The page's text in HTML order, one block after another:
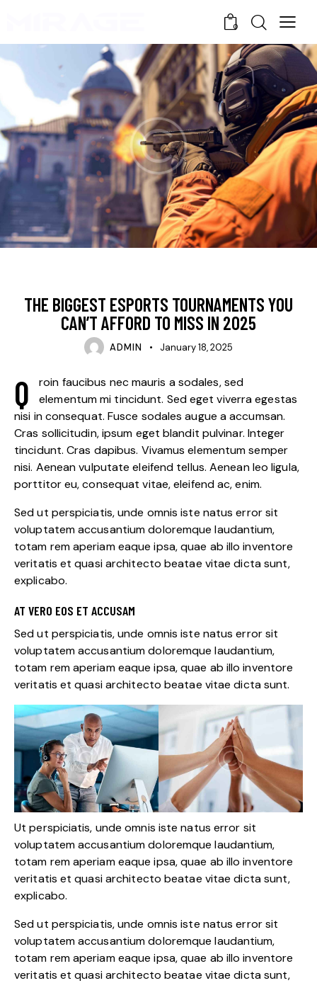
0
THE BIGGEST ESPORTS TOURNAMENTS YOU
CAN’T AFFORD TO MISS IN 2025
ADMIN January 18, 2025
Q
roin faucibus nec mauris a sodales, sed
elementum mi tincidunt. Sed eget viverra egestas
nisi in consequat. Fusce sodales augue a accumsan.
Cras sollicitudin, ipsum eget blandit pulvinar. Integer
tincidunt. Cras dapibus. Vivamus elementum semper
nisi. Aenean vulputate eleifend tellus. Aenean leo ligula,
porttitor eu, consequat vitae, eleifend ac, enim.
Sed ut perspiciatis, unde omnis iste natus error sit
voluptatem accusantium doloremque laudantium,
totam rem aperiam eaque ipsa, quae ab illo inventore
veritatis et quasi architecto beatae vitae dicta sunt,
explicabo.
AT VERO EOS ET ACCUSAM
Sed ut perspiciatis, unde omnis iste natus error sit
voluptatem accusantium doloremque laudantium,
totam rem aperiam eaque ipsa, quae ab illo inventore
veritatis et quasi architecto beatae vitae dicta sunt.
Ut perspiciatis, unde omnis iste natus error sit
voluptatem accusantium doloremque laudantium,
totam rem aperiam eaque ipsa, quae ab illo inventore
veritatis et quasi architecto beatae vitae dicta sunt,
explicabo.
Sed ut perspiciatis, unde omnis iste natus error sit
voluptatem accusantium doloremque laudantium,
totam rem aperiam eaque ipsa, quae ab illo inventore
veritatis et quasi architecto beatae vitae dicta sunt,